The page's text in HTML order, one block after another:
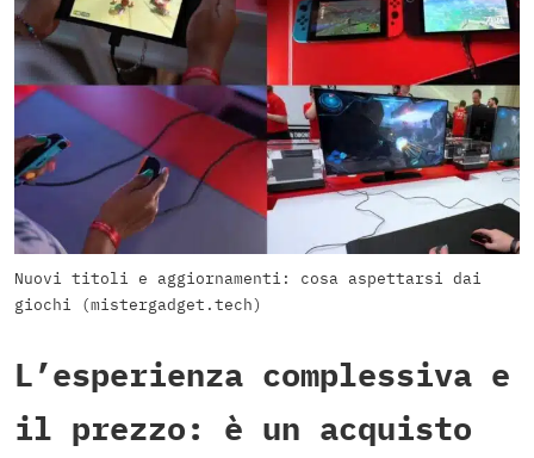
Nuovi titoli e aggiornamenti: cosa aspettarsi dai
giochi (mistergadget.tech)
L’esperienza complessiva e
il prezzo: è un acquisto